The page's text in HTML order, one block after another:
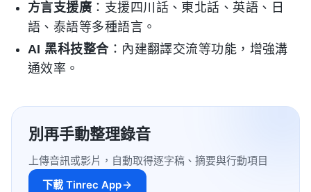
方言支援廣 ：支援四川話、東北話、英語、日
語、泰語等多種語言。
AI 黑科技整合：內建翻譯交流等功能，增強溝
通效率。
別再手動整理錄音
上傳音訊或影片，自動取得逐字稿、摘要與行動項目
下載 Tinrec App